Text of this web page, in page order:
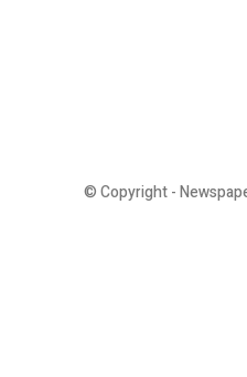
© Copyright -